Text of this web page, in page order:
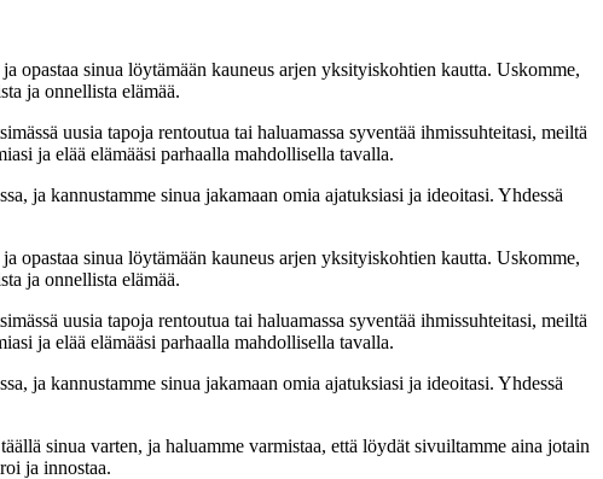
opastaa sinua löytämään kauneus arjen yksityiskohtien kautta. Uskomme,
ja onnellista elämää.
uusia tapoja rentoutua tai haluamassa syventää ihmissuhteitasi, meiltä
ja elää elämääsi parhaalla mahdollisella tavalla.
ja kannustamme sinua jakamaan omia ajatuksiasi ja ideoitasi. Yhdessä
opastaa sinua löytämään kauneus arjen yksityiskohtien kautta. Uskomme,
ja onnellista elämää.
uusia tapoja rentoutua tai haluamassa syventää ihmissuhteitasi, meiltä
ja elää elämääsi parhaalla mahdollisella tavalla.
ja kannustamme sinua jakamaan omia ajatuksiasi ja ideoitasi. Yhdessä
sinua varten, ja haluamme varmistaa, että löydät sivuiltamme aina jotain
ja innostaa.